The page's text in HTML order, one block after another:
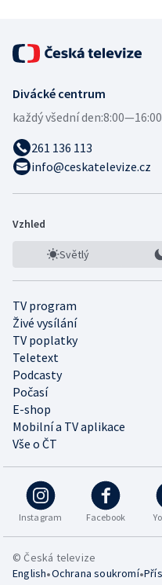
Divácké centrum
každý všední den:
261 136 113
info@ceskatelevize.cz
Vzhled
Světlý
TV program
Živé vysílání
TV poplatky
Teletext
Podcasty
Počasí
E-shop
Mobilní a TV aplikace
Vše o ČT
Instagram Facebook
© Česká televize
English•Ochrana soukromí•